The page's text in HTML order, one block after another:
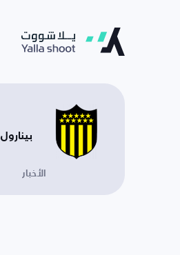
بينارول U19 - أوروغواي
الأخبار